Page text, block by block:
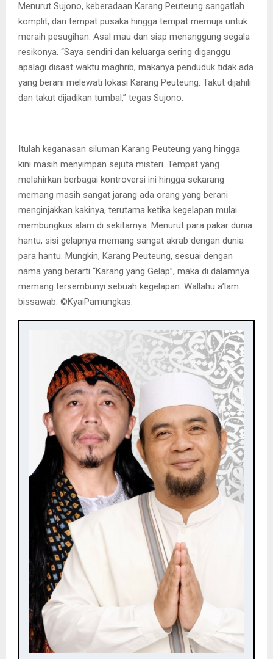
Menurut Sujono, keberadaan Karang Peuteung sangatlah
komplit, dari tempat pusaka hingga tempat memuja untuk
meraih pesugihan. Asal mau dan siap menanggung segala
resikonya. “Saya sendiri dan keluarga sering diganggu
apalagi disaat waktu maghrib, makanya penduduk tidak ada
yang berani melewati lokasi Karang Peuteung. Takut dijahili
dan takut dijadikan tumbal,” tegas Sujono.
Itulah keganasan siluman Karang Peuteung yang hingga
kini masih menyimpan sejuta misteri. Tempat yang
melahirkan berbagai kontroversi ini hingga sekarang
memang masih sangat jarang ada orang yang berani
menginjakkan kakinya, terutama ketika kegelapan mulai
membungkus alam di sekitarnya. Menurut para pakar dunia
hantu, sisi gelapnya memang sangat akrab dengan dunia
para hantu. Mungkin, Karang Peuteung, sesuai dengan
nama yang berarti “Karang yang Gelap”, maka di dalamnya
memang tersembunyi sebuah kegelapan. Wallahu a’lam
bissawab. ©️KyaiPamungkas.